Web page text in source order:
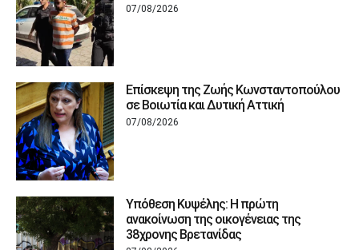
07/08/2026
Επίσκεψη της Ζωής Κωνσταντοπούλου
σε Βοιωτία και Δυτική Αττική
07/08/2026
Υπόθεση Κυψέλης: Η πρώτη
ανακοίνωση της οικογένειας της
38χρονης Βρετανίδας